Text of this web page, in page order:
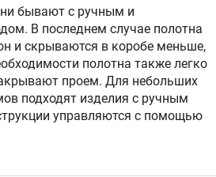
бывают с ручным и
В последнем случае полотна
и скрываются в коробе меньше,
полотна также легко
проем. Для небольших
подходят изделия с ручным
управляются с помощью